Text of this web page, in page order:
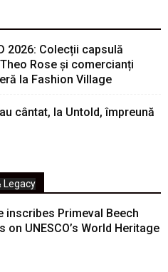
2026: Colecții capsulă
Rose și comercianți
la Fashion Village
cântat, la Untold, împreună
Legacy
inscribes Primeval Beech
UNESCO’s World Heritage